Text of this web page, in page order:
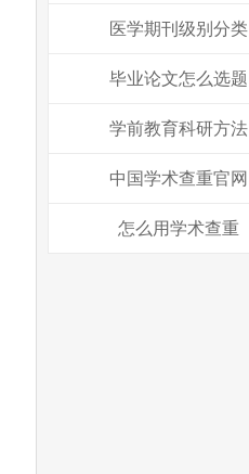
医学期刊级别分类
毕业论文怎么选题
学前教育科研方法
中国学术查重官网
怎么用学术查重